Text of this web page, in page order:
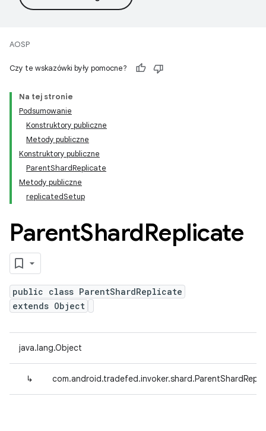
AOSP
Czy te wskazówki były pomocne?
Na tej stronie
Podsumowanie
Konstruktory publiczne
Metody publiczne
Konstruktory publiczne
ParentShardReplicate
Metody publiczne
replicatedSetup
ParentShardReplicate
public class ParentShardReplicate
extends Object
java.lang.Object
↳